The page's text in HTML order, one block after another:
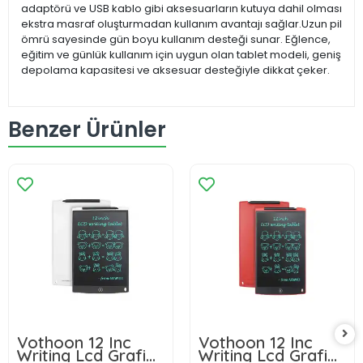
adaptörü ve USB kablo gibi aksesuarların kutuya dahil olması
ekstra masraf oluşturmadan kullanım avantajı sağlar.Uzun pil
ömrü sayesinde gün boyu kullanım desteği sunar. Eğlence,
eğitim ve günlük kullanım için uygun olan tablet modeli, geniş
depolama kapasitesi ve aksesuar desteğiyle dikkat çeker.
Benzer Ürünler
Vothoon 12 Inc
Writing Lcd Grafik
Vothoon 12 Inc
Writing Lcd Grafik